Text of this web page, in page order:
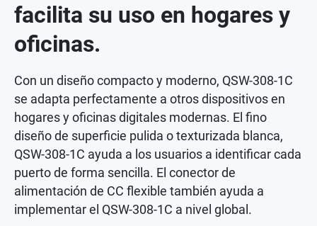
facilita su uso en hogares y
oficinas.
Con un diseño compacto y moderno, QSW-308-1C
se adapta perfectamente a otros dispositivos en
hogares y oficinas digitales modernas. El fino
diseño de superficie pulida o texturizada blanca,
QSW-308-1C ayuda a los usuarios a identificar cada
puerto de forma sencilla. El conector de
alimentación de CC flexible también ayuda a
implementar el QSW-308-1C a nivel global.